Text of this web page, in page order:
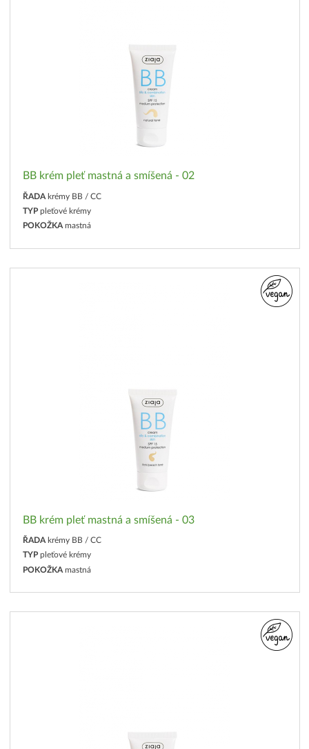
BB krém pleť mastná a smíšená - 02
ŘADA krémy BB / CC
TYP pleťové krémy
POKOŽKA mastná
BB krém pleť mastná a smíšená - 03
ŘADA krémy BB / CC
TYP pleťové krémy
POKOŽKA mastná